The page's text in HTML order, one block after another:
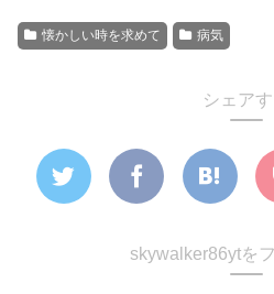
懐かしい時を求めて 病気
シェア
skywalker86ytを